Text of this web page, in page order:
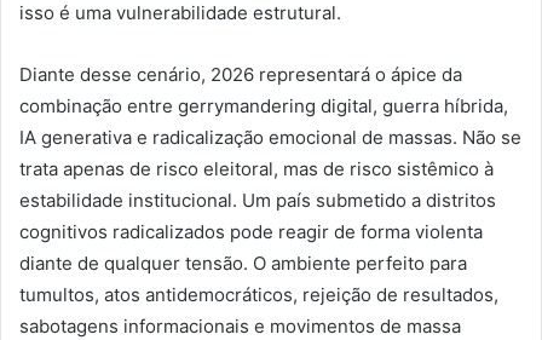
isso é uma vulnerabilidade estrutural.
Diante desse cenário, 2026 representará o ápice da
combinação entre gerrymandering digital, guerra híbrida,
IA generativa e radicalização emocional de massas. Não se
trata apenas de risco eleitoral, mas de risco sistêmico à
estabilidade institucional. Um país submetido a distritos
cognitivos radicalizados pode reagir de forma violenta
diante de qualquer tensão. O ambiente perfeito para
tumultos, atos antidemocráticos, rejeição de resultados,
sabotagens informacionais e movimentos de massa